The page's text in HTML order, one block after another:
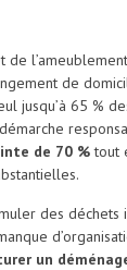
de
de
jusqu’à 65 %
de 70 %tout
des
un